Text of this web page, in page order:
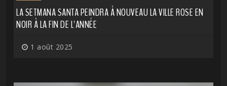
LA SETMANA SANTA PEINDRA À NOUVEAU LA VILLE ROSE EN
NOIR À LA FIN DE L'ANNÉE
1 août 2025